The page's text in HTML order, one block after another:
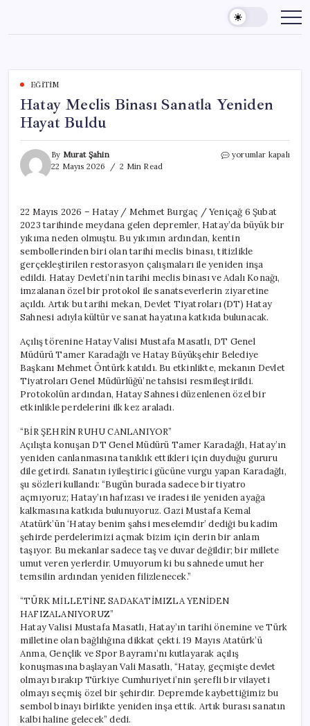
content
EĞITIM
Hatay Meclis Binası Sanatla Yeniden
Hayat Buldu
By Murat Şahin
22 Mayıs 2026
2 Min Read
Hatay
Hayat
Buldu
için
yorumlar kapalı
22 Mayıs 2026 – Hatay / Mehmet Burgaç / Yeniçağ 6 Şubat
2023 tarihinde meydana gelen depremler, Hatay’da büyük bir
yıkıma neden olmuştu. Bu yıkımın ardından, kentin
sembollerinden biri olan tarihi meclis binası, titizlikle
gerçekleştirilen restorasyon çalışmaları ile yeniden inşa
edildi. Hatay Devleti’nin tarihi meclis binası ve Adalı Konağı,
imzalanan özel bir protokol ile sanatseverlerin ziyaretine
açıldı. Artık bu tarihi mekan, Devlet Tiyatroları (DT) Hatay
Sahnesi adıyla kültür ve sanat hayatına katkıda bulunacak.
Açılış törenine Hatay Valisi Mustafa Masatlı, DT Genel
Müdürü Tamer Karadağlı ve Hatay Büyükşehir Belediye
Başkanı Mehmet Öntürk katıldı. Bu etkinlikte, mekanın Devlet
Tiyatroları Genel Müdürlüğü’ne tahsisi resmileştirildi.
Protokolün ardından, Hatay Sahnesi düzenlenen özel bir
etkinlikle perdelerini ilk kez araladı.
“BİR ŞEHRİN RUHU CANLANIYOR”
Açılışta konuşan DT Genel Müdürü Tamer Karadağlı, Hatay’ın
yeniden canlanmasına tanıklık ettikleri için duyduğu gururu
dile getirdi. Sanatın iyileştirici gücüne vurgu yapan Karadağlı,
şu sözleri kullandı: “Bugün burada sadece bir tiyatro
açmıyoruz; Hatay’ın hafızası ve iradesi ile yeniden ayağa
kalkmasına katkıda bulunuyoruz. Gazi Mustafa Kemal
Atatürk’ün ‘Hatay benim şahsi meselemdir’ dediği bu kadim
şehirde perdelerimizi açmak bizim için derin bir anlam
taşıyor. Bu mekanlar sadece taş ve duvar değildir; bir millete
umut veren yerlerdir. Umuyorum ki bu sahnede umut her
temsilin ardından yeniden filizlenecek.”
“TÜRK MİLLETİNE SADAKATİMIZLA YENİDEN
HAFIZALANIYORUZ”
Hatay Valisi Mustafa Masatlı, Hatay’ın tarihi önemine ve Türk
milletine olan bağlılığına dikkat çekti. 19 Mayıs Atatürk’ü
Anma, Gençlik ve Spor Bayramı’nı kutlayarak açılış
konuşmasına başlayan Vali Masatlı, “Hatay, geçmişte devlet
olmayı bırakıp Türkiye Cumhuriyeti’nin şerefli bir vilayeti
olmayı seçmiş özel bir şehirdir. Depremde kaybettiğimiz bu
sembol binayı birlikte yeniden inşa ettik. Artık burası sanatın
kalbi haline gelecek” dedi.